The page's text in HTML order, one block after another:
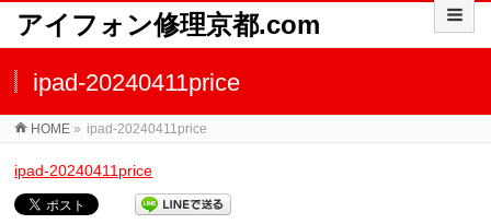
アイフォン修理京都.com
ipad-20240411price
HOME » ipad-20240411price
ipad-20240411price